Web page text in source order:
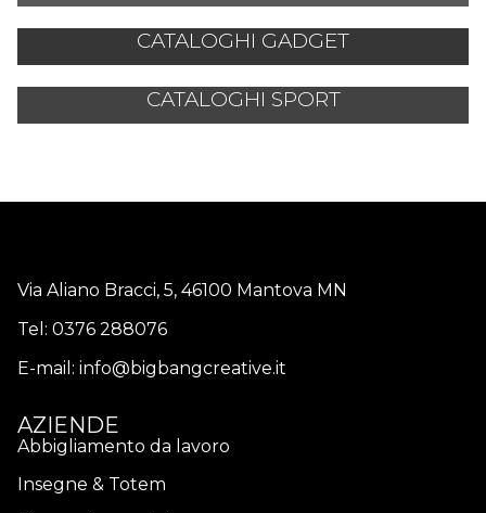
CATALOGHI GADGET
CATALOGHI SPORT
Via Aliano Bracci, 5, 46100 Mantova MN
Tel: 0376 288076
E-mail: info@bigbangcreative.it
AZIENDE
Abbigliamento da lavoro
Insegne & Totem